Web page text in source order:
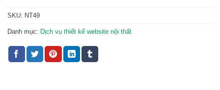
SKU: NT49
Danh mục: Dịch vụ thiết kế website nội thất